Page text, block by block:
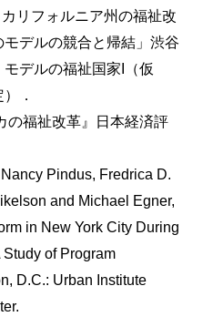
フォルニア州の福祉改
デルの競合と帰結」渋谷
デルの福祉国家I（仮
．
の福祉改革』日本経済評
Pindus, Fredrica D.
and Michael Egner,
in New York City During
of Program
D.C.: Urban Institute